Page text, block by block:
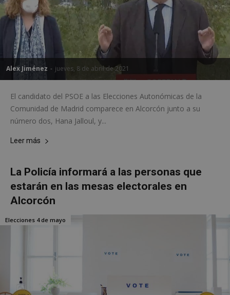
Alex Jiménez - jueves, 8 de abril de 2021
El candidato del PSOE a las Elecciones Autonómicas de la
Comunidad de Madrid comparece en Alcorcón junto a su
número dos, Hana Jalloul, y...
Leer más
La Policía informará a las personas que
estarán en las mesas electorales en
Alcorcón
Elecciones 4 de mayo